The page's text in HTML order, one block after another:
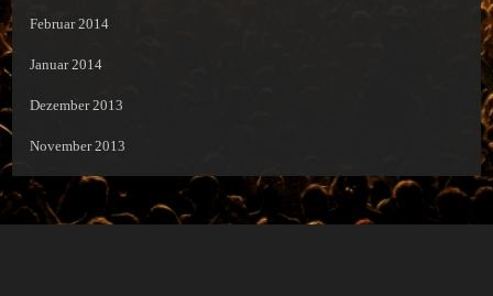
Februar 2014
Januar 2014
Dezember 2013
November 2013